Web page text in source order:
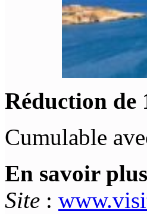
Réduction de
Cumulable
En savoir
Site :